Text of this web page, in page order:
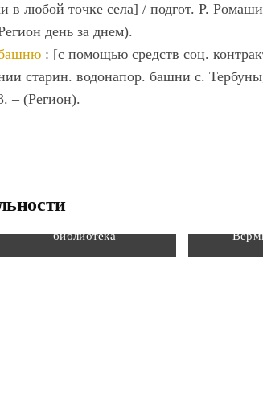
в любой точке села] / подгот. Р.
день за днем).
: [с помощью средств соц.
старин. водонапор. башни с.
– (Регион).
Липецкая областная
библиотека